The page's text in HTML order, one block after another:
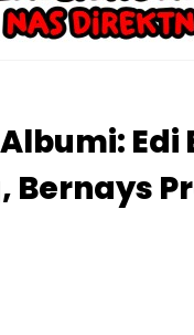
Edi
Bernays